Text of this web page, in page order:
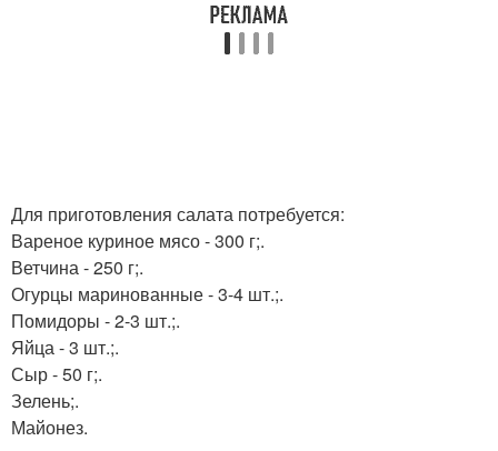
Для приготовления салата потребуется:
Вареное куриное мясо - 300 г;.
Ветчина - 250 г;.
Огурцы маринованные - 3-4 шт.;.
Помидоры - 2-3 шт.;.
Яйца - 3 шт.;.
Сыр - 50 г;.
Зелень;.
Майонез.